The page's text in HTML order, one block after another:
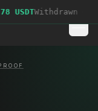
USDTWithdrawn ·